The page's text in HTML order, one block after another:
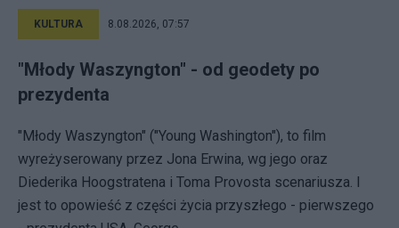
KULTURA 8.08.2026, 07:57
"Młody Waszyngton" - od geodety po
prezydenta
"Młody Waszyngton" ("Young Washington"), to film
wyreżyserowany przez Jona Erwina, wg jego oraz
Diederika Hoogstratena i Toma Provosta scenariusza. I
jest to opowieść z części życia przyszłego - pierwszego